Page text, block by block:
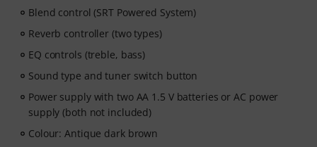
Blend control (SRT Powered System)
Reverb controller (two types)
EQ controls (treble, bass)
Sound type and tuner switch button
Power supply with two AA 1.5 V batteries or AC power
supply (both not included)
Colour: Antique dark brown